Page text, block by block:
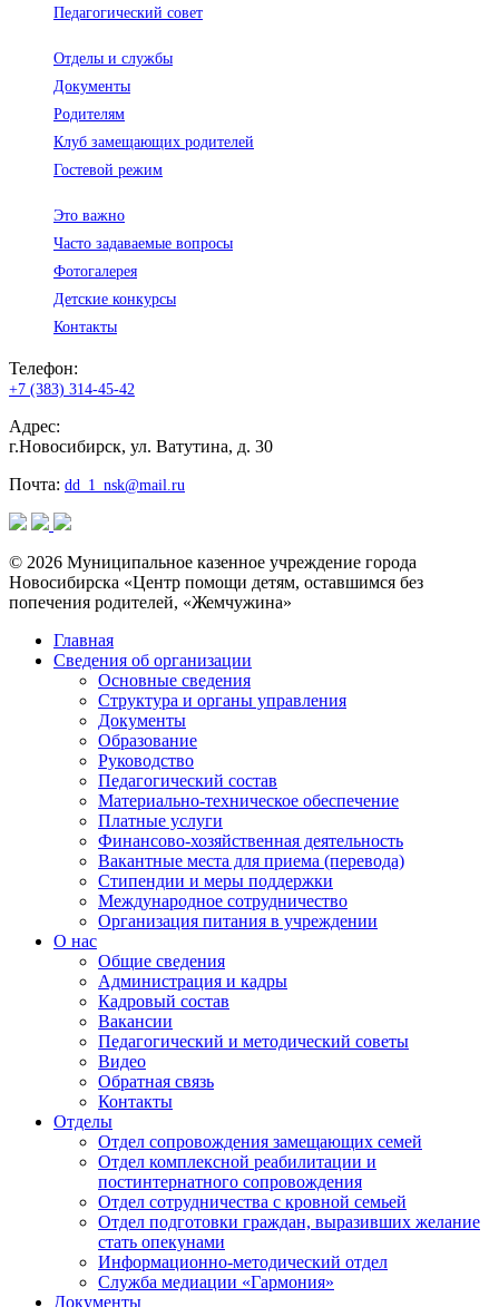
Педагогический совет
Отделы и службы
Документы
Родителям
Клуб замещающих родителей
Гостевой режим
Это важно
Часто задаваемые вопросы
Фотогалерея
Детские конкурсы
Контакты
Телефон:
+7 (383) 314-45-42
Адрес:
г.Новосибирск, ул. Ватутина, д. 30
Почта: dd_1_nsk@mail.ru
© 2026 Муниципальное казенное учреждение города
Новосибирска «Центр помощи детям, оставшимся без
попечения родителей, «Жемчужина»
Главная
Сведения об организации
Основные сведения
Структура и органы управления
Документы
Образование
Руководство
Педагогический состав
Материально-техническое обеспечение
Платные услуги
Финансово-хозяйственная деятельность
Вакантные места для приема (перевода)
Стипендии и меры поддержки
Международное сотрудничество
Организация питания в учреждении
О нас
Общие сведения
Администрация и кадры
Кадровый состав
Вакансии
Педагогический и методический советы
Видео
Обратная связь
Контакты
Отделы
Отдел сопровождения замещающих семей
Отдел комплексной реабилитации и
постинтернатного сопровождения
Отдел сотрудничества с кровной семьей
Отдел подготовки граждан, выразивших желание
стать опекунами
Информационно-методический отдел
Служба медиации «Гармония»
Документы